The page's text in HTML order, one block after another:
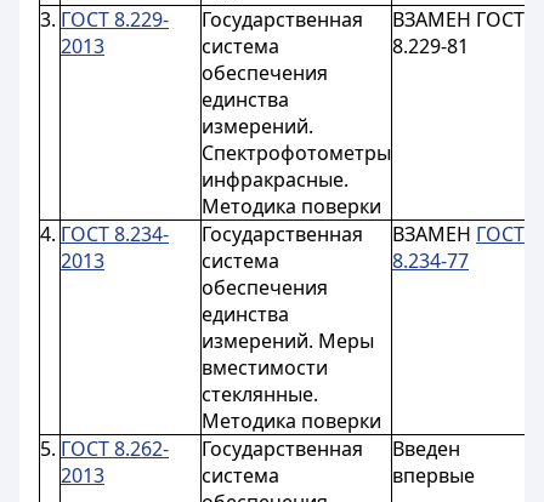
3. ГОСТ 8.229-
2013
Государственная
система
обеспечения
единства
измерений.
Спектрофотометры
инфракрасные.
Методика поверки
ВЗАМЕН ГОСТ
8.229-81
4. ГОСТ 8.234-
2013
Государственная
система
обеспечения
единства
измерений. Меры
вместимости
стеклянные.
Методика поверки
ВЗАМЕН ГОСТ
8.234-77
5. ГОСТ 8.262-
2013
Государственная
система
Введен
впервые